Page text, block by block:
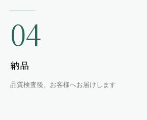
04
納品
品質検査後、お客様へお届けします